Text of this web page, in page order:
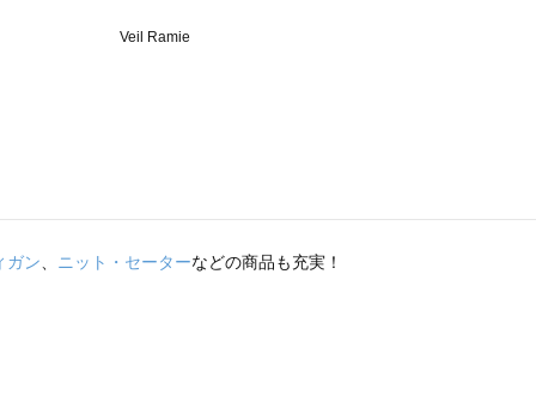
ガン、 ニット・セーターなどの商品も充実！